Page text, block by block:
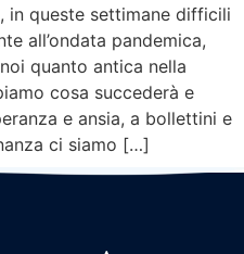
in queste settimane difficili
all’ondata pandemica,
quanto antica nella
cosa succederà e
e ansia, a bollettini e
ci siamo […]